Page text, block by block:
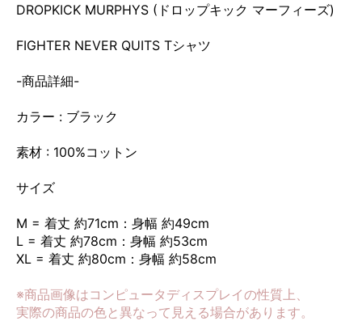
DROPKICK MURPHYS (ドロップキック マーフィーズ)
FIGHTER NEVER QUITS Tシャツ
-商品詳細-
カラー : ブラック
素材 : 100%コットン
サイズ
M = 着丈 約71cm：身幅 約49cm
L = 着丈 約78cm：身幅 約53cm
XL = 着丈 約80cm：身幅 約58cm
※商品画像はコンピュータディスプレイの性質上、
実際の商品の色と異なって見える場合があります。